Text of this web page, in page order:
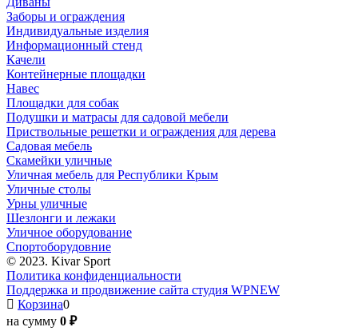
Заборы и ограждения
Индивидуальные изделия
Информационный стенд
Качели
Контейнерные площадки
Навес
Площадки для собак
Подушки и матрасы для садовой мебели
Приствольные решетки и ограждения для дерева
Садовая мебель
Скамейки уличные
Уличная мебель для Республики Крым
Уличные столы
Урны уличные
Шезлонги и лежаки
Уличное оборудование
Спортоборудовние
© 2023. Kivar Sport
Политика конфиденциальности
Поддержка и продвижение сайта студия WPNEW
Корзина0
на сумму 0 ₽